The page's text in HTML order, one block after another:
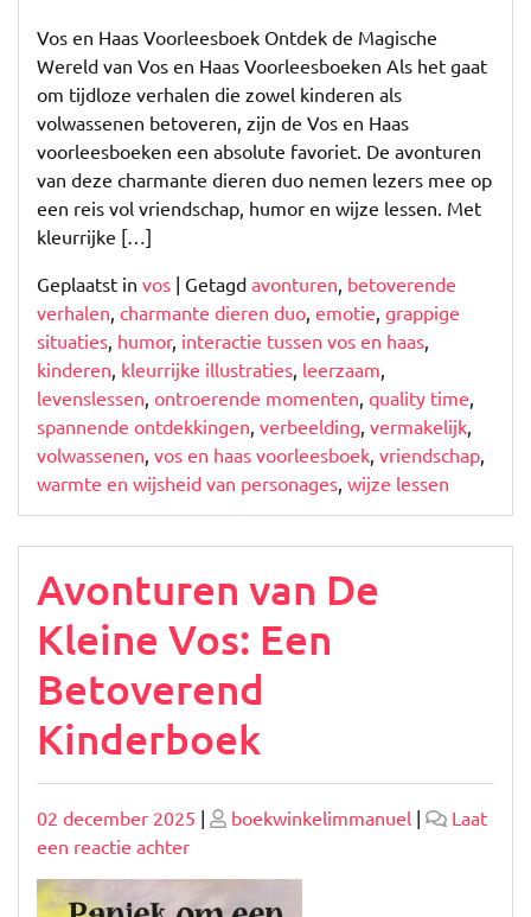
Vos en Haas Voorleesboek Ontdek de Magische
Wereld van Vos en Haas Voorleesboeken Als het gaat
om tijdloze verhalen die zowel kinderen als
volwassenen betoveren, zijn de Vos en Haas
voorleesboeken een absolute favoriet. De avonturen
van deze charmante dieren duo nemen lezers mee op
een reis vol vriendschap, humor en wijze lessen. Met
kleurrijke […]
Geplaatst in vos | Getagd avonturen, betoverende
verhalen, charmante dieren duo, emotie, grappige
situaties, humor, interactie tussen vos en haas,
kinderen, kleurrijke illustraties, leerzaam,
levenslessen, ontroerende momenten, quality time,
spannende ontdekkingen, verbeelding, vermakelijk,
volwassenen, vos en haas voorleesboek, vriendschap,
warmte en wijsheid van personages, wijze lessen
Avonturen van De
Kleine Vos: Een
Betoverend
Kinderboek
Geplaatst
op
02 december 2025 | Geplaatst
boekwinkelimmanuel |
Laat
een reactie achterop
Avonturen
van